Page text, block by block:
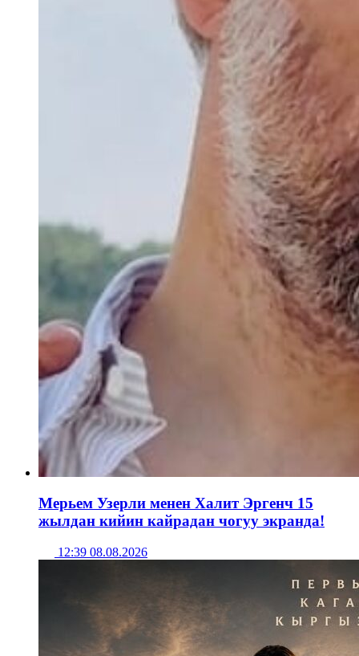
Мерьем Узерли менен Халит Эргенч 15
жылдан кийин кайрадан чогуу экранда!
12:39 08.08.2026